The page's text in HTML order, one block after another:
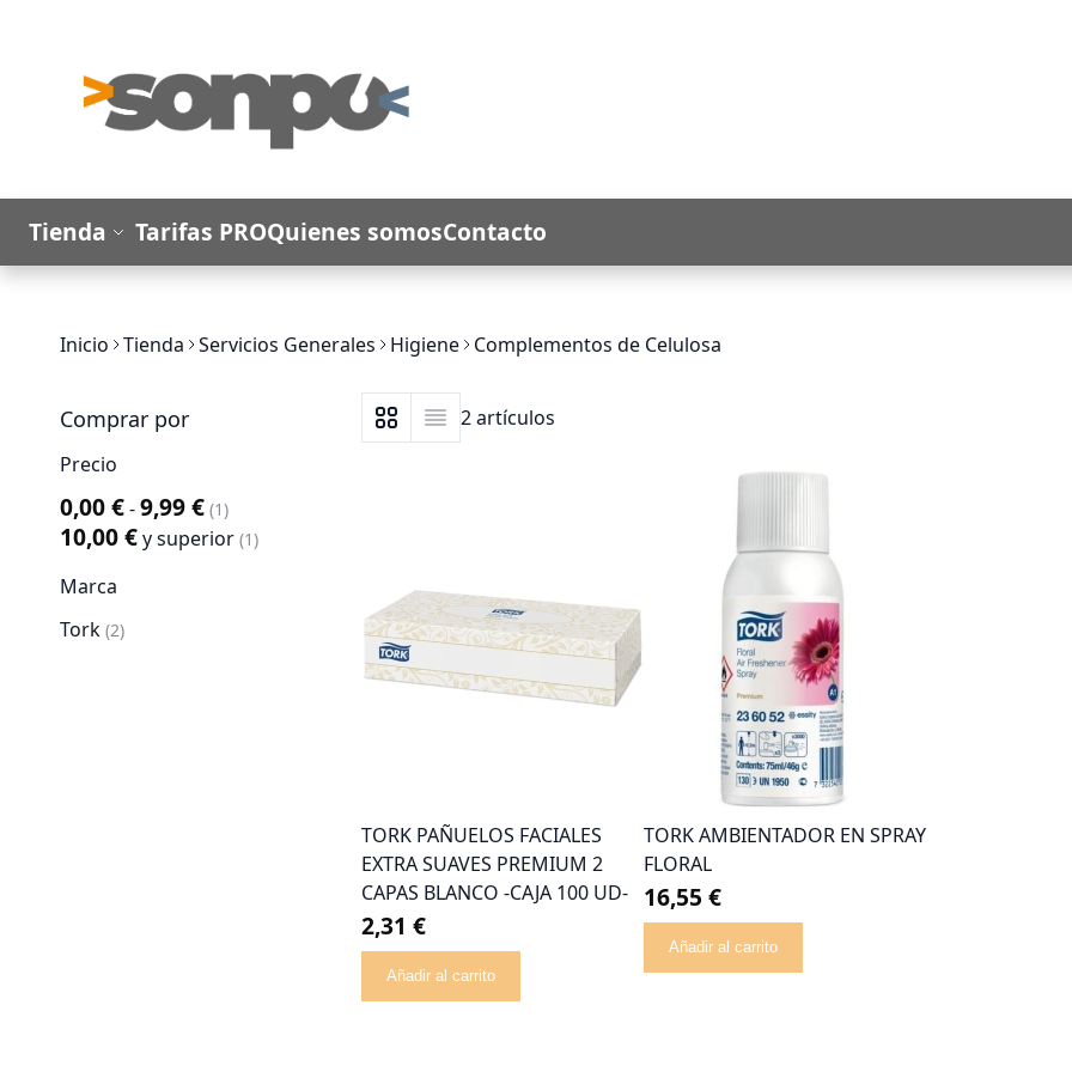
Tienda Tarifas PROQuienes somosContacto
Inicio Tienda Servicios Generales Higiene Complementos de Celulosa
Comprar por
Precio
0,00 €-9,99 € 1
artículo
10,00 €y superior 1
artículo
Marca
Tork 2
artículo
Ver como
ParrillaLista
2artículos
TORK PAÑUELOS FACIALES
EXTRA SUAVES PREMIUM 2
CAPAS BLANCO -CAJA 100 UD-
2,31 €
Añadir al carrito
TORK AMBIENTADOR EN SPRAY
FLORAL
16,55 €
Añadir al carrito